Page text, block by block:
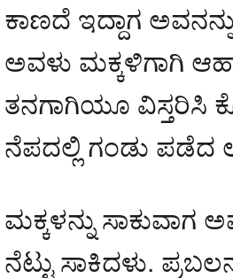
ಕಾಣದೆ ಇದ್ದಾಗ
ಅವಳು ಮಕ್ಕಳಿಗಾಗಿ
ತನಗಾಗಿಯೂ ವಿಸ್ತರಿಸಿ
ನೆಪದಲ್ಲಿ ಗಂಡು ಪಡೆದ
ಮಕ್ಕಳನ್ನು ಸಾಕುವಾಗ
ನೆಟ್ಟು ಸಾಕಿದಳು.